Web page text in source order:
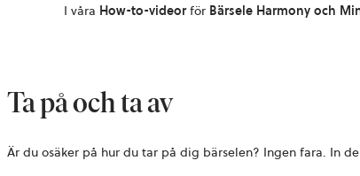
I våra How-to-videorför Bärsele Harmony och
Ta på och ta av
Är du osäker på hur du tar på dig bärselen? Ingen fara. In